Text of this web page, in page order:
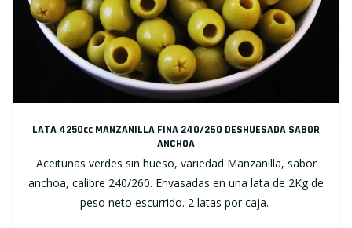
LATA 4250cc MANZANILLA FINA 240/260 DESHUESADA SABOR
ANCHOA
Aceitunas verdes sin hueso, variedad Manzanilla, sabor
anchoa, calibre 240/260. Envasadas en una lata de 2Kg de
peso neto escurrido. 2 latas por caja.